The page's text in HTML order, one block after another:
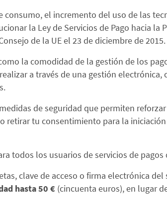
el incremento del uso de las
la Ley de Servicios de Pago hacia la
de la UE el 23 de diciembre de 2015.
la comodidad de la gestión de los
a través de una gestión
de seguridad que permiten
retirar tu consentimiento para la
todos los usuarios de servicios de
clave de acceso o firma electrónica del
hasta 50 € (cincuenta euros), en lugar